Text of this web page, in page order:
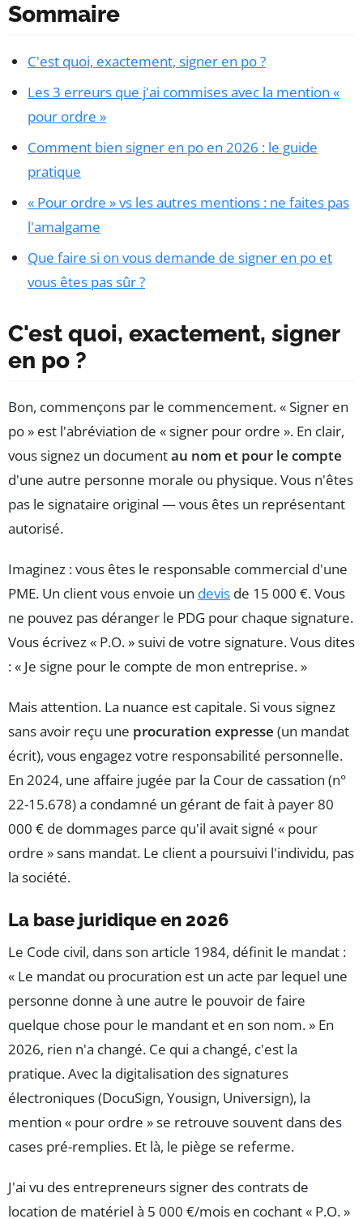
Sommaire
C'est quoi, exactement, signer en po ?
Les 3 erreurs que j'ai commises avec la mention «
pour ordre »
Comment bien signer en po en 2026 : le guide
pratique
« Pour ordre » vs les autres mentions : ne faites pas
l'amalgame
Que faire si on vous demande de signer en po et
vous êtes pas sûr ?
C'est quoi, exactement, signer
en po ?
Bon, commençons par le commencement. « Signer en
po » est l'abréviation de « signer pour ordre ». En clair,
vous signez un documentau nom et pour le compte
d'une autre personne morale ou physique. Vous n'êtes
pas le signataire original — vous êtes un représentant
autorisé.
Imaginez : vous êtes le responsable commercial d'une
PME. Un client vous envoie un devis de 15 000 €. Vous
ne pouvez pas déranger le PDG pour chaque signature.
Vous écrivez « P.O. » suivi de votre signature. Vous dites
: « Je signe pour le compte de mon entreprise. »
Mais attention. La nuance est capitale. Si vous signez
sans avoir reçu une procuration expresse (un mandat
écrit), vous engagez votre responsabilité personnelle.
En 2024, une affaire jugée par la Cour de cassation (n°
22-15.678) a condamné un gérant de fait à payer 80
000 € de dommages parce qu'il avait signé « pour
ordre » sans mandat. Le client a poursuivi l'individu, pas
la société.
La base juridique en 2026
Le Code civil, dans son article 1984, définit le mandat :
« Le mandat ou procuration est un acte par lequel une
personne donne à une autre le pouvoir de faire
quelque chose pour le mandant et en son nom. » En
2026, rien n'a changé. Ce qui a changé, c'est la
pratique. Avec la digitalisation des signatures
électroniques (DocuSign, Yousign, Universign), la
mention « pour ordre » se retrouve souvent dans des
cases pré-remplies. Et là, le piège se referme.
J'ai vu des entrepreneurs signer des contrats de
location de matériel à 5 000 €/mois en cochant « P.O. »